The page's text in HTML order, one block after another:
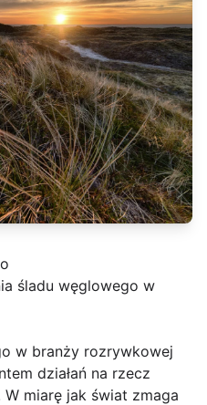
śladu węglowego w
w branży rozrywkowej
działań na rzecz
miarę jak świat zmaga